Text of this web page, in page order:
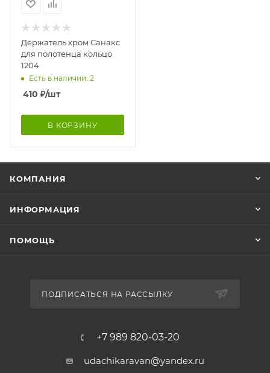
Держатель хром Санакс
для полотенца кольцо
1204
Есть в наличии: 2
410 ₽/шт
В КОРЗИНУ
КОМПАНИЯ
ИНФОРМАЦИЯ
ПОМОЩЬ
ПОДПИСАТЬСЯ НА РАССЫЛКУ
+7 989 820-03-20
udachikaravan@yandex.ru